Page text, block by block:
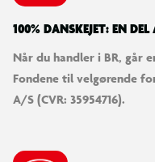
100% DANSKEJET: EN
Når du handler i BR, går
Fondene til velgørende
A/S (CVR: 35954716).